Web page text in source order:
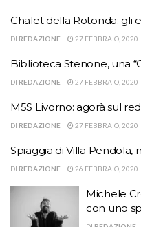
Chalet della Rotonda: gli
DI REDAZIONE 27 FEBBRAIO, 2020
Biblioteca Stenone, una
DI REDAZIONE 27 FEBBRAIO, 2020
M5S Livorno: agorà sul
DI REDAZIONE 27 FEBBRAIO, 2020
Spiaggia di Villa Pendola,
DI REDAZIONE 26 FEBBRAIO, 2020
Michele
con uno